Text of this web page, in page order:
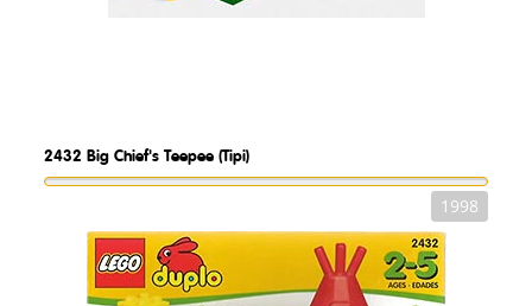
2432 Big Chief's Teepee (Tipi)
1998